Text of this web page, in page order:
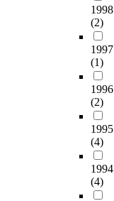
1998
(2)
1997
(1)
1996
(2)
1995
(4)
1994
(4)